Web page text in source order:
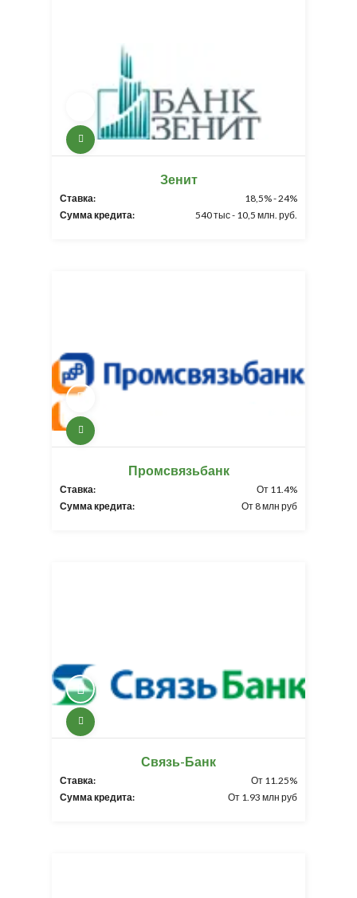
Зенит
Ставка:
18,5% - 24%
Сумма кредита:
540 тыс - 10,5 млн. руб.
Промсвязьбанк
Ставка:
От 11.4%
Сумма кредита:
От 8 млн руб
Связь-Банк
Ставка:
От 11.25%
Сумма кредита:
От 1.93 млн руб